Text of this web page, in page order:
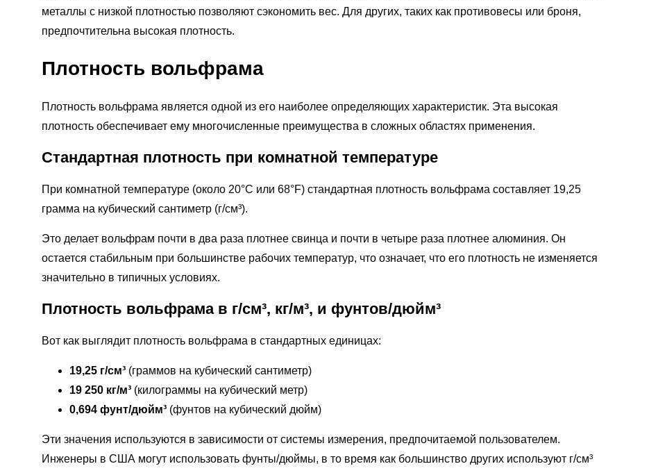
металлы с низкой плотностью позволяют сэкономить вес. Для других, таких как противовесы или броня,
предпочтительна высокая плотность.
Плотность вольфрама
Плотность вольфрама является одной из его наиболее определяющих характеристик. Эта высокая
плотность обеспечивает ему многочисленные преимущества в сложных областях применения.
Стандартная плотность при комнатной температуре
При комнатной температуре (около 20°C или 68°F) стандартная плотность вольфрама составляет 19,25
грамма на кубический сантиметр (г/см³).
Это делает вольфрам почти в два раза плотнее свинца и почти в четыре раза плотнее алюминия. Он
остается стабильным при большинстве рабочих температур, что означает, что его плотность не изменяется
значительно в типичных условиях.
Плотность вольфрама в г/см³, кг/м³, и фунтов/дюйм³
Вот как выглядит плотность вольфрама в стандартных единицах:
19,25 г/см³ (граммов на кубический сантиметр)
19 250 кг/м³ (килограммы на кубический метр)
0,694 фунт/дюйм³ (фунтов на кубический дюйм)
Эти значения используются в зависимости от системы измерения, предпочитаемой пользователем.
Инженеры в США могут использовать фунты/дюймы, в то время как большинство других используют г/см³